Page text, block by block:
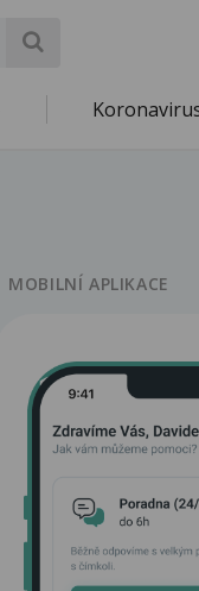
MOBILNÍ APLIKACE